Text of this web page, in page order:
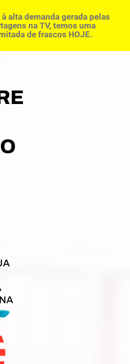
à alta demanda gerada pelas
na TV, temos uma
de frascos HOJE.